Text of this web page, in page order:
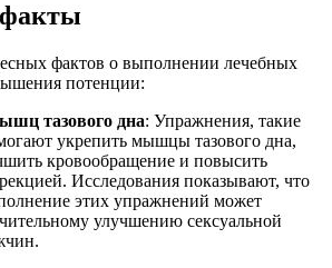
фактов о выполнении лечебных
потенции:
тазового дна: Упражнения, такие
укрепить мышцы тазового дна,
кровообращение и повысить
Исследования показывают, что
этих упражнений может
улучшению сексуальной